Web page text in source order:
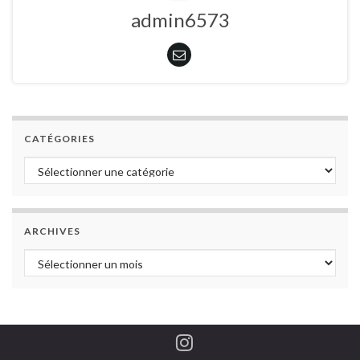
admin6573
CATÉGORIES
Catégories
ARCHIVES
Archives